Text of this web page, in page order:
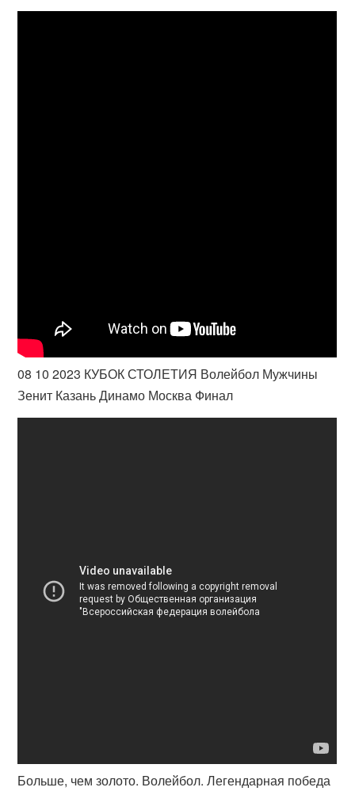
08 10 2023 КУБОК СТОЛЕТИЯ Волейбол Мужчины
Зенит Казань Динамо Москва Финал
Больше, чем золото. Волейбол. Легендарная победа